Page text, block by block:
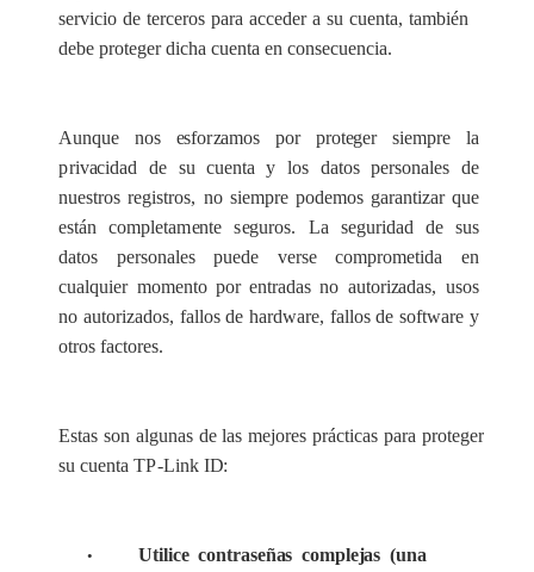
servicio de terceros paraacceder a su cuenta, también
debe proteger dichacuentaenconsecuencia.
Aunque nos esforzamos por proteger siempre la
privacidad de sucuenta ylos datos personales de
nuestros registros, no siempre podemos garantizar que
estáncompletamente seguros. La seguridad de sus
datos personales puede versecomprometida en
cualquier momento porentradas no autorizadas, usos
noautorizados, fallos de hardware, fallos de software y
otrosfactores.
Estas son algunas de las mejores prácticas para proteger
sucuentaTP-Link ID:
•
Utilice contraseñas complejas (una